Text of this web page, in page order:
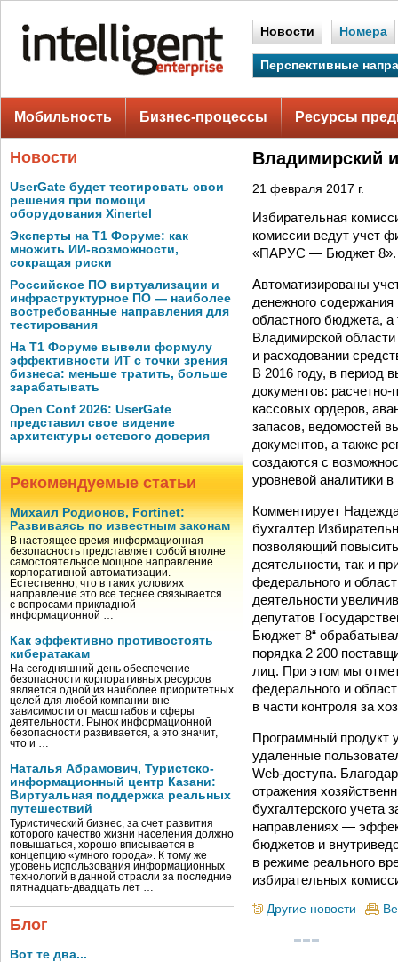
Новости Номера
Перспективные
Мобильность Бизнес-процессы Ресурсы
Новости
UserGate будет тестировать свои
решения при помощи
оборудования Xinertel
Эксперты на Т1 Форуме: как
множить ИИ-возможности,
сокращая риски
Российское ПО виртуализации и
инфраструктурное ПО — наиболее
востребованные направления для
тестирования
На Т1 Форуме вывели формулу
эффективности ИТ с точки зрения
бизнеса: меньше тратить, больше
зарабатывать
Open Conf 2026: UserGate
представил свое видение
архитектуры сетевого доверия
Рекомендуемые статьи
Михаил Родионов, Fortinet:
Развиваясь по известным законам
В настоящее время информационная
безопасность представляет собой вполне
самостоятельное мощное направление
корпоративной автоматизации.
Естественно, что в таких условиях
направление это все теснее связывается
с вопросами прикладной
информационной …
Как эффективно противостоять
кибератакам
На сегодняшний день обеспечение
безопасности корпоративных ресурсов
является одной из наиболее приоритетных
целей для любой компании вне
зависимости от масштабов и сферы
деятельности. Рынок информационной
безопасности развивается, а это значит,
что и …
Наталья Абрамович, Туристско-
информационный центр Казани:
Виртуальная поддержка реальных
путешествий
Туристический бизнес, за счет развития
которого качество жизни населения должно
повышаться, хорошо вписывается в
концепцию «умного города». К тому же
уровень использования информационных
технологий в данной отрасли за последние
пятнадцать-двадцать лет …
Блог
Вот те два...
Владимирский
21 февраля 2017 г.
Избирательная
комиссии ведут учет
«ПАРУС — Бюджет 8».
Автоматизированы
денежного
областного бюджета,
Владимирской
и расходовании
В 2016 году, в период
документов:
кассовых ордеров,
запасов, ведомостей
документов, а также
создаются с
уровневой аналитики
Комментирует
бухгалтер
позволяющий
деятельности, так и
федерального и
деятельности
депутатов
Бюджет 8“
порядка 2 200
лиц. При этом мы
федерального и
в части контроля за
Программный продукт
удаленные
Web-доступа.
отражения
бухгалтерского учета
направлениях —
бюджетов и
в режиме реального
избирательных
Другие новости